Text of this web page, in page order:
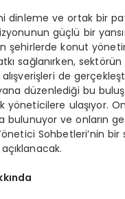
dinleme ve ortak bir
güçlü bir
şehirlerde konut
sağlanırken,
de
düzenlediği bu
yöneticilere ulaşıyor.
bulunuyor ve onların
Sohbetleri’nin bir